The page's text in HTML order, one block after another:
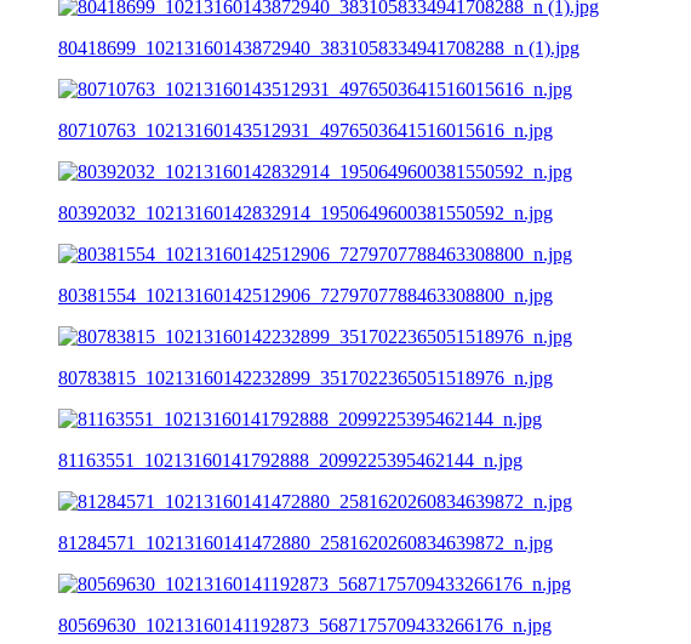
80418699_10213160143872940_3831058334941708288_n (1).jpg
80710763_10213160143512931_4976503641516015616_n.jpg
80392032_10213160142832914_1950649600381550592_n.jpg
80381554_10213160142512906_7279707788463308800_n.jpg
80783815_10213160142232899_3517022365051518976_n.jpg
81163551_10213160141792888_2099225395462144_n.jpg
81284571_10213160141472880_2581620260834639872_n.jpg
80569630_10213160141192873_5687175709433266176_n.jpg